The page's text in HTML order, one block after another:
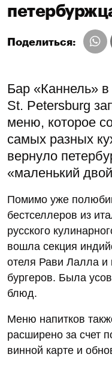
Поделиться:
Бар «Каннель»
St. Petersburg
меню, которое
самых разных
вернуло
«маленький
Помимо уже
бестселлеров из
русского
вошла секция
отеля Рави Лалла и
бургеров. Была
блюд.
Меню напитков
расширено за счет
винной карте и